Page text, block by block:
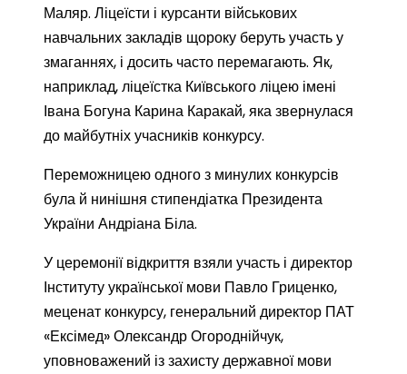
Маляр. Ліцеїсти і курсанти військових
навчальних закладів щороку беруть участь у
змаганнях, і досить часто перемагають. Як,
наприклад, ліцеїстка Київського ліцею імені
Івана Богуна Карина Каракай, яка звернулася
до майбутніх учасників конкурсу.
Переможницею одного з минулих конкурсів
була й нинішня стипендіатка Президента
України Андріана Біла.
У церемонії відкриття взяли участь і директор
Інституту української мови Павло Гриценко,
меценат конкурсу, генеральний директор ПАТ
«Ексімед» Олександр Огороднійчук,
уповноважений із захисту державної мови